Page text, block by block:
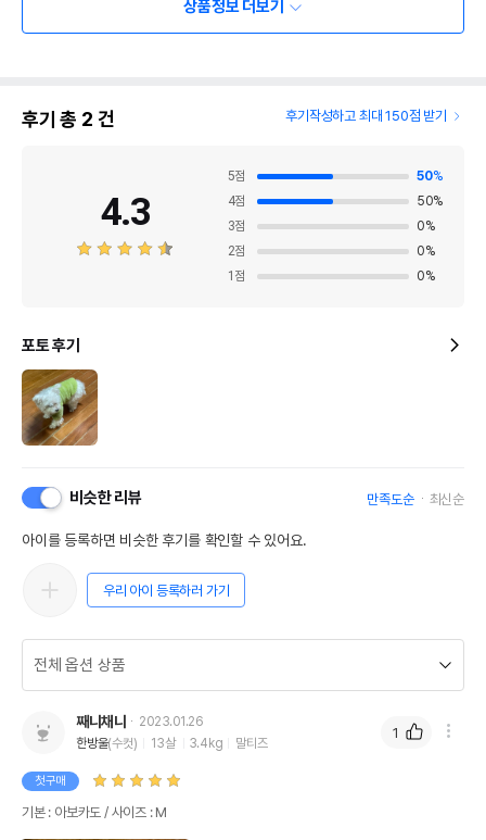
상품정보 더보기
후기 총 2 건 후기작성하고 최대 150점 받기
4.3
5점 50%
4점 50%
3점 0%
2점 0%
1 점 0%
포토 후기
비슷한 리뷰 만족도순 최신순
아이를 등록하면 비슷한 후기를 확인할 수 있어요.
우리 아이 등록하러 가기
째니채니
2023.01.26
한방울(수컷) 13살 3.4kg 말티즈
첫구매
기본 : 아보카도 / 사이즈 : M
1